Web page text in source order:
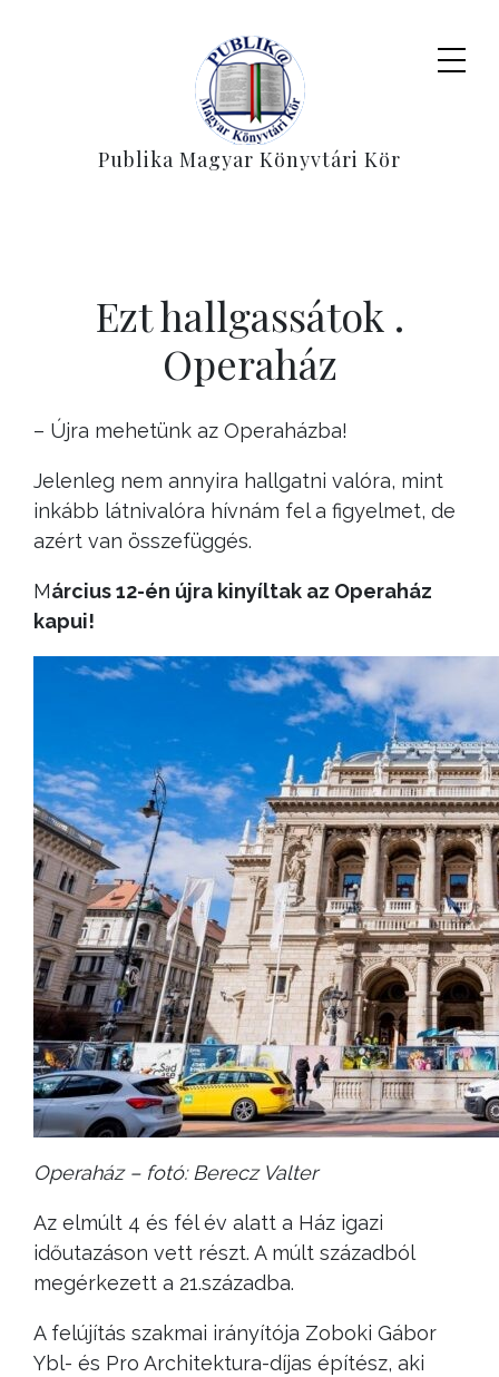
Publika Magyar Könyvtári Kör
Ezt hallgassátok .
Operaház
– Újra mehetünk az Operaházba!
Jelenleg nem annyira hallgatni valóra, mint
inkább látnivalóra hívnám fel a figyelmet, de
azért van összefüggés.
Március 12-én újra kinyíltak az Operaház
kapui!
Operaház – fotó: Berecz Valter
Az elmúlt 4 és fél év alatt a Ház igazi
időutazáson vett részt. A múlt századból
megérkezett a 21.századba.
A felújítás szakmai irányítója Zoboki Gábor
Ybl- és Pro Architektura-díjas építész, aki